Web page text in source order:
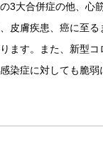
3大合併症の他、心
皮膚疾患、癌に至る
ます。また、新型コ
染症に対しても脆弱